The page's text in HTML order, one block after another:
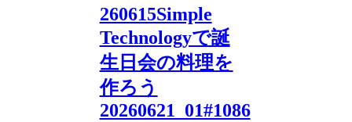
260615Simple
Technologyで誕
生日会の料理を
作ろう
20260621_01#1086